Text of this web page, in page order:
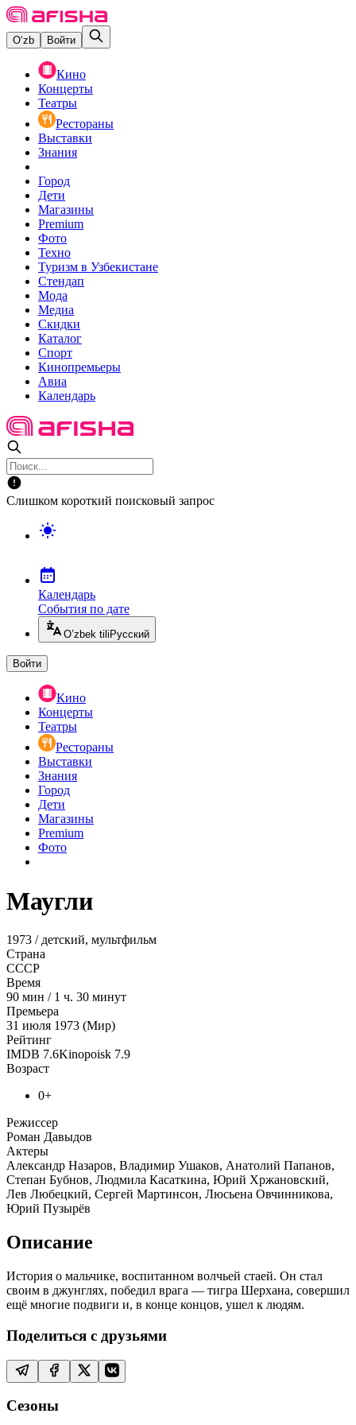
O‘zb Войти
Кино
Концерты
Театры
Рестораны
Выставки
Знания
Город
Дети
Магазины
Premium
Фото
Техно
Туризм в Узбекистане
Стендап
Мода
Медиа
Скидки
Каталог
Спорт
Кинопремьеры
Авиа
Календарь
Слишком короткий поисковый запрос
Календарь
События по дате
O’zbek tili Русский
Войти
Кино
Концерты
Театры
Рестораны
Выставки
Знания
Город
Дети
Магазины
Premium
Фото
Маугли
1973 / детский, мультфильм
Страна
СССР
Время
90 мин / 1 ч. 30 минут
Премьера
31 июля 1973 (Мир)
Рейтинг
IMDB 7.6Kinopoisk 7.9
Возраст
0+
Режиссер
Роман Давыдов
Актеры
Александр Назаров, Владимир Ушаков, Анатолий Папанов,
Степан Бубнов, Людмила Касаткина, Юрий Хржановский,
Лев Любецкий, Сергей Мартинсон, Люсьена Овчинникова,
Юрий Пузырёв
Описание
История о мальчике, воспитанном волчьей стаей. Он стал
своим в джунглях, победил врага — тигра Шерхана, совершил
ещё многие подвиги и, в конце концов, ушел к людям.
Поделиться с друзьями
Сезоны